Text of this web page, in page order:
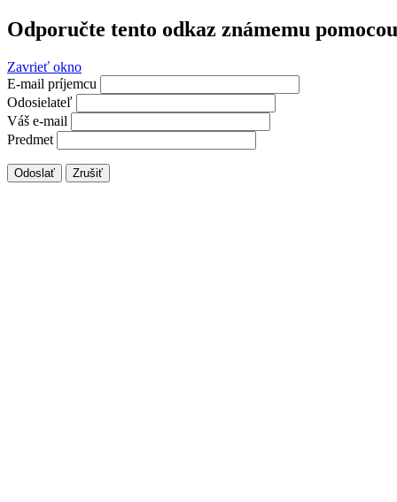
Odporučte tento odkaz známemu
Zavrieť okno
E-mail príjemcu
Odosielateľ
Váš e-mail
Predmet
Odoslať Zrušiť